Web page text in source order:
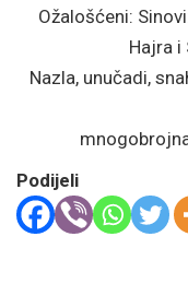
Ožalošćeni:
Hajra i
Nazla, unučadi,
Podijeli